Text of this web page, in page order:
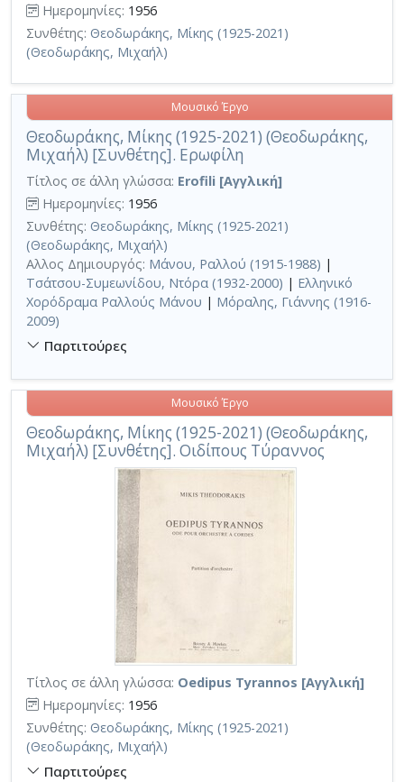
Ημερομηνίες: 1956
Συνθέτης: Θεοδωράκης, Μίκης (1925-2021)
(Θεοδωράκης, Μιχαήλ)
Θεοδωράκης, Μίκης (1925-2021) (Θεοδωράκης,
Μιχαήλ) [Συνθέτης]. Ερωφίλη
Μουσικό Έργο
Τίτλος σε άλλη γλώσσα: Erofili [Αγγλική]
Ημερομηνίες: 1956
Συνθέτης: Θεοδωράκης, Μίκης (1925-2021)
(Θεοδωράκης, Μιχαήλ)
Αλλος Δημιουργός: Μάνου, Ραλλού (1915-1988) |
Τσάτσου-Συμεωνίδου, Ντόρα (1932-2000) | Ελληνικό
Χορόδραμα Ραλλούς Μάνου | Μόραλης, Γιάννης (1916-
2009)
Παρτιτούρες
Θεοδωράκης, Μίκης (1925-2021) (Θεοδωράκης,
Μιχαήλ) [Συνθέτης]. Οιδίπους Τύραννος
Μουσικό Έργο
Τίτλος σε άλλη γλώσσα: Oedipus Tyrannos [Αγγλική]
Ημερομηνίες: 1956
Συνθέτης: Θεοδωράκης, Μίκης (1925-2021)
(Θεοδωράκης, Μιχαήλ)
Παρτιτούρες